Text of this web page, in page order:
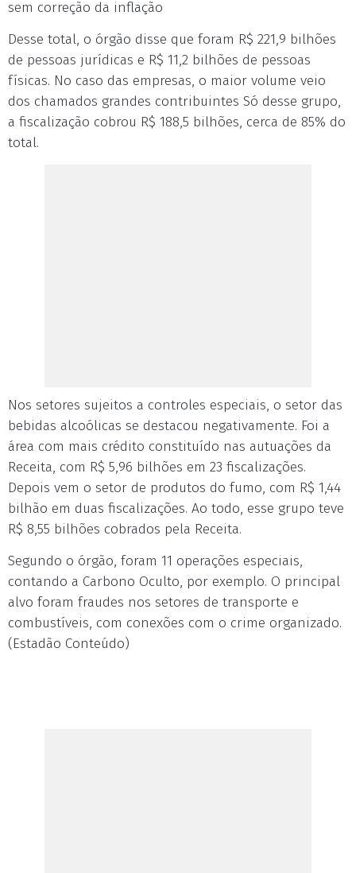
sem correção da inflação
Desse total, o órgão disse que foram R$ 221,9 bilhões
de pessoas jurídicas e R$ 11,2 bilhões de pessoas
físicas. No caso das empresas, o maior volume veio
dos chamados grandes contribuintes Só desse grupo,
a fiscalização cobrou R$ 188,5 bilhões, cerca de 85% do
total.
Nos setores sujeitos a controles especiais, o setor das
bebidas alcoólicas se destacou negativamente. Foi a
área com mais crédito constituído nas autuações da
Receita, com R$ 5,96 bilhões em 23 fiscalizações.
Depois vem o setor de produtos do fumo, com R$ 1,44
bilhão em duas fiscalizações. Ao todo, esse grupo teve
R$ 8,55 bilhões cobrados pela Receita.
Segundo o órgão, foram 11 operações especiais,
contando a Carbono Oculto, por exemplo. O principal
alvo foram fraudes nos setores de transporte e
combustíveis, com conexões com o crime organizado.
(Estadão Conteúdo)